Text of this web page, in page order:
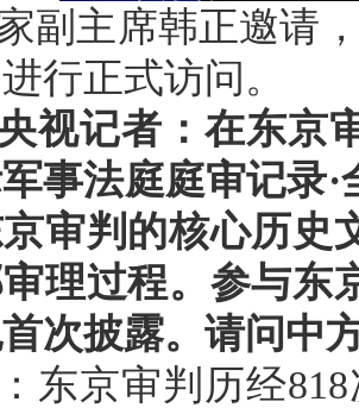
副主席韩正邀请
行正式访问。
视记者：在东京
事法庭庭审记录
审判的核心历史
理过程。参与东
首次披露。请问中
东京审判历经